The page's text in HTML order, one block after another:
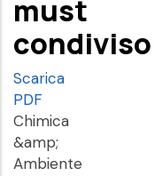
must
condiviso
Scarica
PDF
Chimica
&amp;
Ambiente